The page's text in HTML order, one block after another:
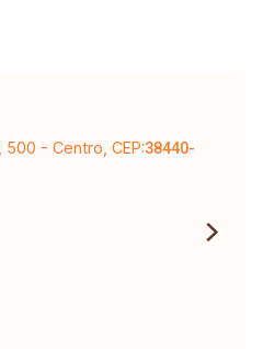
- Centro, CEP:38440-